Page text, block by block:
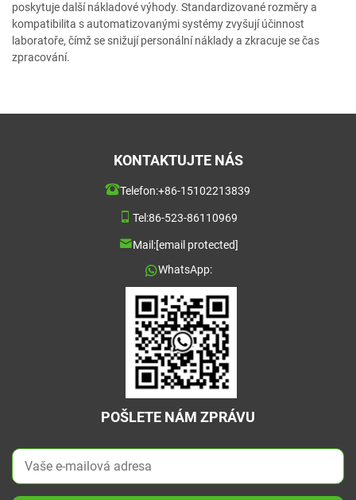
poskytuje další nákladové výhody. Standardizované rozměry a
kompatibilita s automatizovanými systémy zvyšují účinnost
laboratoře, čímž se snižují personální náklady a zkracuje se čas
zpracování.
KONTAKTUJTE NÁS
Telefon:+86-15102213839
Tel:86-523-86110969
Mail:[email protected]
WhatsApp:
POŠLETE NÁM ZPRÁVU